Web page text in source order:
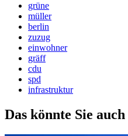
grüne
müller
berlin
zuzug
einwohner
gräff
cdu
spd
infrastruktur
Das könnte Sie